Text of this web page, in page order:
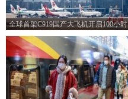
全球首架C919国产大飞机开启100小时
验证飞行